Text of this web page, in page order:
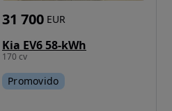
Kia EV6 58-kWh
170 cv
31 700 EUR
Promovido